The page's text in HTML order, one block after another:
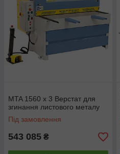
MTA 1560 x 3 Верстат для
згинання листового металу
Під замовлення
543 085 ₴